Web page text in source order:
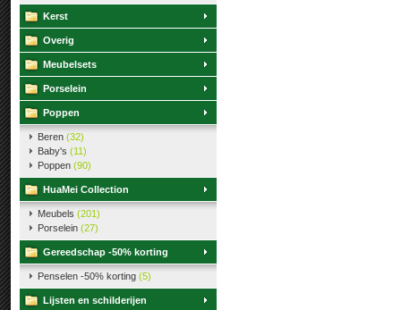
Kerst
Overig
Meubelsets
Porselein
Poppen
Beren (32)
Baby's (11)
Poppen (90)
HuaMei Collection
Meubels (201)
Porselein (27)
Gereedschap -50% korting
Penselen -50% korting (5)
Lijsten en schilderijen